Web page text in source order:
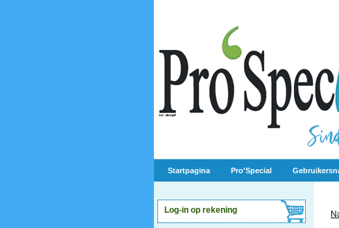
Startpagina Pro'Special
Log-in op rekening